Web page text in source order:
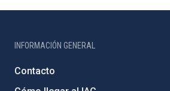
INFORMACIÓN GENERAL
Contacto